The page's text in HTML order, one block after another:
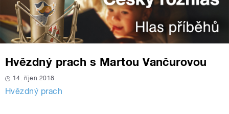
Hvězdný prach s Martou Vančurovou
14. říjen 2018
Hvězdný prach